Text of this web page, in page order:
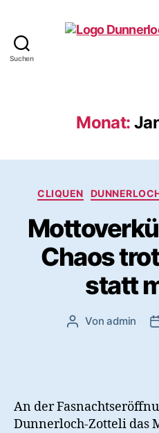
Suchen
Monat:
CLIQUEN
Chaos
statt
Beitragsautor
Vonadmin
An der
Dunnerloch-Zotteli das